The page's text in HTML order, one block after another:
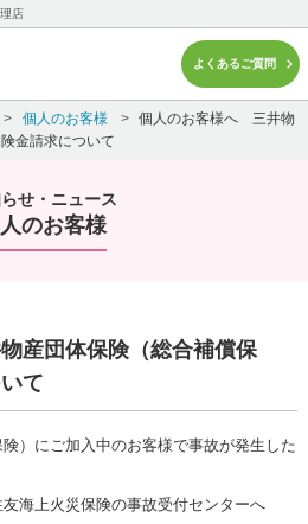
店
よくあるご質問
> 個人のお客様 > 個人のお客様へ 三井物
金請求について
せ・ニュース
のお客様
産団体保険（総合補償保
て
）にご加入中のお客様で事故が発生した
海上火災保険の事故受付センターへ